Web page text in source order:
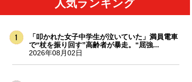
人気ランキング
「叩かれた女子中学生が泣いていた」満員電車
で“杖を振り回す”高齢者が暴走。“屈強...
2026年08月02日